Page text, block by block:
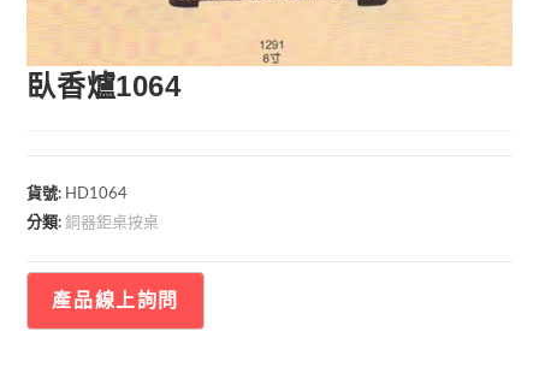
臥香爐1064
貨號: HD1064
分類:銅器鉅桌按桌